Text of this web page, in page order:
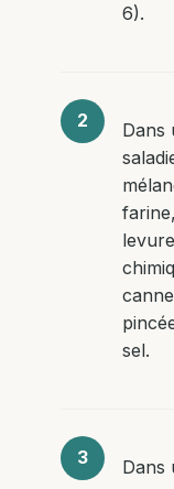
6).
Dans
levure
sel.
Dans